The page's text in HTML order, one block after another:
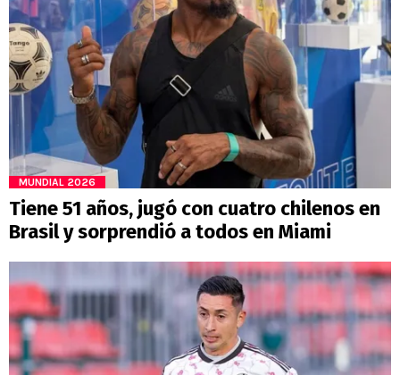
MUNDIAL 2026
Tiene 51 años, jugó con cuatro chilenos en
Brasil y sorprendió a todos en Miami